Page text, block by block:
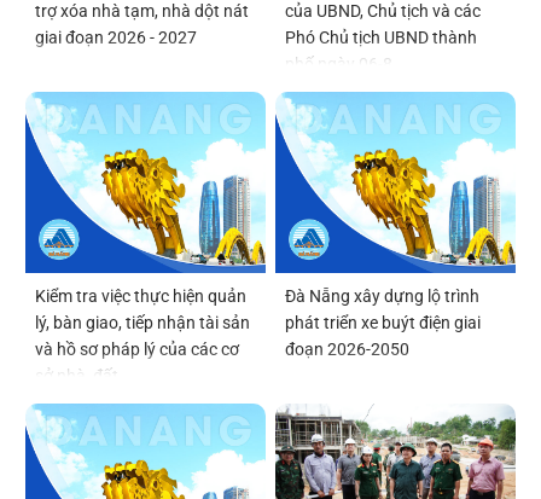
trợ xóa nhà tạm, nhà dột nát
giai đoạn 2026 - 2027
của UBND, Chủ tịch và các
Phó Chủ tịch UBND thành
phố ngày 06-8
Kiểm tra việc thực hiện quản
lý, bàn giao, tiếp nhận tài sản
và hồ sơ pháp lý của các cơ
sở nhà, đất
Đà Nẵng xây dựng lộ trình
phát triển xe buýt điện giai
đoạn 2026-2050